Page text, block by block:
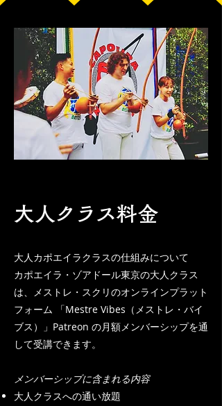
大人クラス料金
大人カポエイラクラスの仕組みについて
カポエイラ・ゾアドール東京の大人クラス
は、メストレ・スクリのオンラインプラット
フォーム 「Mestre Vibes（メストレ・バイ
ブス）」Patreon の月額メンバーシップを通
して受講できます。
メンバーシップに含まれる内容
大人クラスへの通い放題